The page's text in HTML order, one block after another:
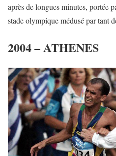
après de longues minutes, portée
stade olympique médusé par tant
2004 – ATHENES